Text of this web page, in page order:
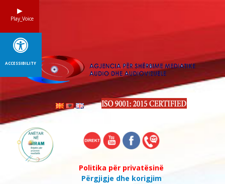
Politika për privatësinë
Përgjigje dhe korigjim
Play_Voice
ACCESSIBILITY